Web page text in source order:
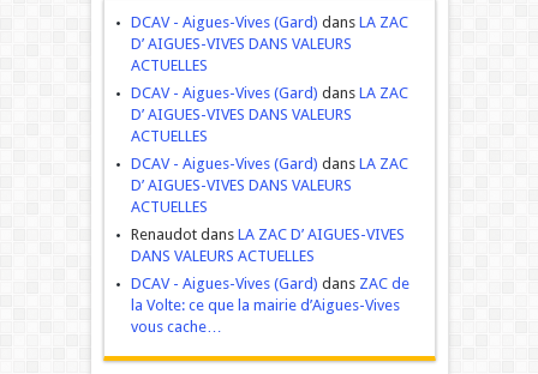
DCAV - Aigues-Vives (Gard) dans LA ZAC
D’ AIGUES-VIVES DANS VALEURS
ACTUELLES
DCAV - Aigues-Vives (Gard) dans LA ZAC
D’ AIGUES-VIVES DANS VALEURS
ACTUELLES
DCAV - Aigues-Vives (Gard) dans LA ZAC
D’ AIGUES-VIVES DANS VALEURS
ACTUELLES
Renaudot dans LA ZAC D’ AIGUES-VIVES
DANS VALEURS ACTUELLES
DCAV - Aigues-Vives (Gard) dans ZAC de
la Volte: ce que la mairie d’Aigues-Vives
vous cache…